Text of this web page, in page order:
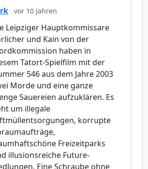
vor 10 Jahren
Leipziger Hauptkommissare
und Kain von der
haben in
Tatort-Spielfilm mit der
546 aus dem Jahre 2003
Morde und eine ganze
Sauereien aufzuklären. Es
um illegale
korrupte
Freizeitparks
illusionsreiche Future-
Eine Schraube ohne